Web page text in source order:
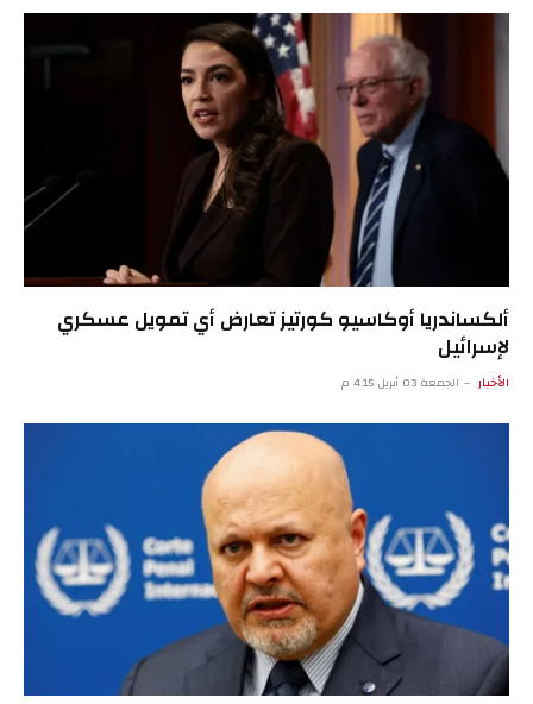
ألكساندريا أوكاسيو كورتيز تعارض أي تمويل عسكري
لإسرائيل
الأخبار الجمعة 03 أبريل 4:15 م